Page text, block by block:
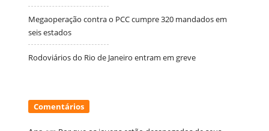
Megaoperação contra o PCC cumpre 320 mandados em
seis estados
Rodoviários do Rio de Janeiro entram em greve
Comentários